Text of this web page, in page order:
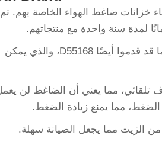
خزانات ضاغط الهواء الخاصة بهم. تم
الابتكار: قد قدم سلسلة فليكسفولت، والتي يمكن أن تكون لاسلكية. كما قد قدموا أيضًا D55168، والذي يمكن
تلقائي، مما يعني أن الضاغط لن
مما يمنع زيادة الضغط.
الزيت مما يجعل الصيانة سهلة.